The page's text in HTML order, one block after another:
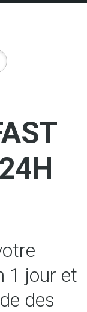
1 jour et
des